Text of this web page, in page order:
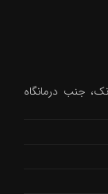
جنب درمانگاه